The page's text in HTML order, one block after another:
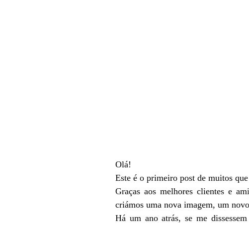
Olá!
Este é o primeiro post de muitos
Graças aos melhores clientes e
criámos uma nova imagem, um
Há um ano atrás, se me